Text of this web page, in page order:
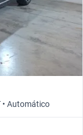
• Automático